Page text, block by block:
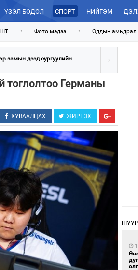
ҮЗЭЛ БОДОЛ СПОРТ НИЙГЭМ
• Фото мэдээ • Оддын амьдрал
замын дээд сургуулийн...
тоглолтоо Германы
ХУВААЛЦАХ ЖИРГЭХ